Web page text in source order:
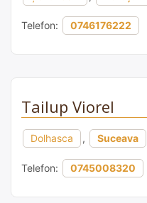
Telefon: 0746176222
Tailup Viorel
Dolhasca , Suceava
Telefon: 0745008320